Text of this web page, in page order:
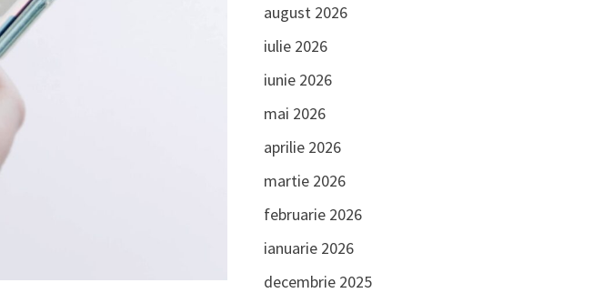
august 2026
iulie 2026
iunie 2026
mai 2026
aprilie 2026
martie 2026
februarie 2026
ianuarie 2026
decembrie 2025